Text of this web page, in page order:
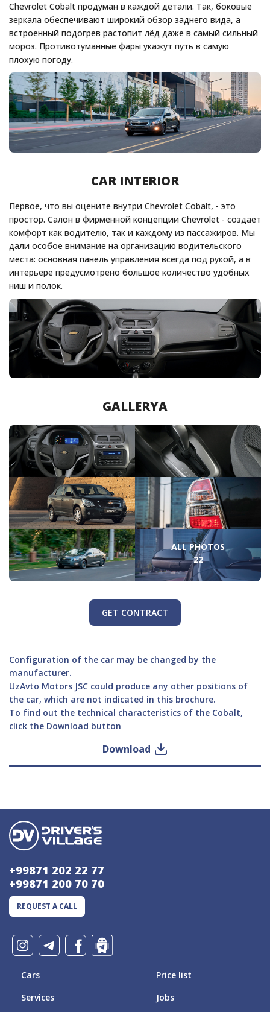
Chevrolet Cobalt продуман в каждой детали. Так, боковые
зеркала обеспечивают широкий обзор заднего вида, а
встроенный подогрев растопит лёд даже в самый сильный
мороз. Противотуманные фары укажут путь в самую
плохую погоду.
CAR INTERIOR
Первое, что вы оцените внутри Chevrolet Cobalt, - это
простор. Салон в фирменной концепции Chevrolet - создает
комфорт как водителю, так и каждому из пассажиров. Мы
дали особое внимание на организацию водительского
места: основная панель управления всегда под рукой, а в
интерьере предусмотрено большое количество удобных
ниш и полок.
GALLERYA
ALL PHOTOS
22
GET CONTRACT
Configuration of the car may be changed by the
manufacturer.
UzAvto Motors JSC could produce any other positions of
the car, which are not indicated in this brochure.
To find out the technical characteristics of the Cobalt,
click the Download button
Download
+99871 202 22 77
+99871 200 70 70
REQUEST A CALL
Cars
Services
Price list
Jobs